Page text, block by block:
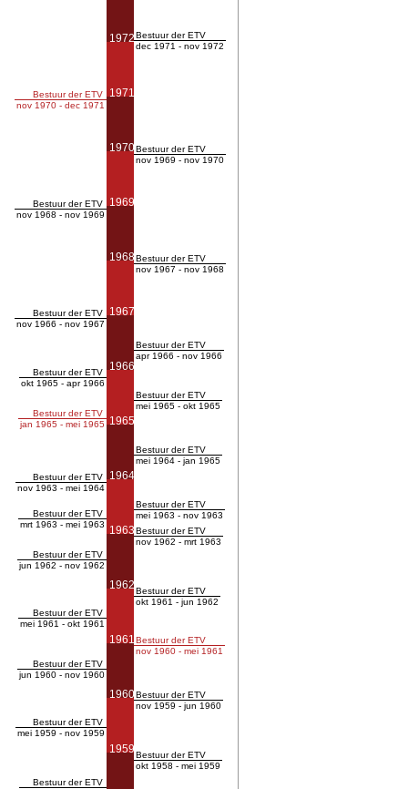
Bestuur der ETV
nov 1970 - dec 1971
Bestuur der ETV
nov 1968 - nov 1969
Bestuur der ETV
nov 1966 - nov 1967
Bestuur der ETV
okt 1965 - apr 1966
Bestuur der ETV
jan 1965 - mei 1965
Bestuur der ETV
nov 1963 - mei 1964
Bestuur der ETV
mrt 1963 - mei 1963
Bestuur der ETV
jun 1962 - nov 1962
Bestuur der ETV
mei 1961 - okt 1961
Bestuur der ETV
jun 1960 - nov 1960
Bestuur der ETV
mei 1959 - nov 1959
Bestuur der ETV
1972
1971
1970
1969
1968
1967
1966
1965
1964
1963
1962
1961
1960
1959
Bestuur der ETV
dec 1971 - nov 1972
Bestuur der ETV
nov 1969 - nov 1970
Bestuur der ETV
nov 1967 - nov 1968
Bestuur der ETV
apr 1966 - nov 1966
Bestuur der ETV
mei 1965 - okt 1965
Bestuur der ETV
mei 1964 - jan 1965
Bestuur der ETV
mei 1963 - nov 1963
Bestuur der ETV
nov 1962 - mrt 1963
Bestuur der ETV
okt 1961 - jun 1962
Bestuur der ETV
nov 1960 - mei 1961
Bestuur der ETV
nov 1959 - jun 1960
Bestuur der ETV
okt 1958 - mei 1959